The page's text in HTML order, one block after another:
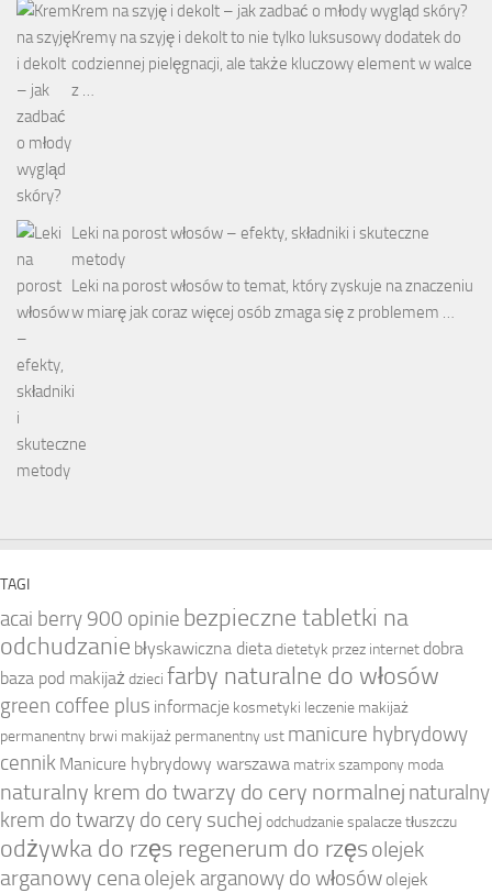
Krem na szyję i dekolt – jak zadbać o młody wygląd skóry?
Kremy na szyję i dekolt to nie tylko luksusowy dodatek do
codziennej pielęgnacji, ale także kluczowy element w walce
z …
Leki na porost włosów – efekty, składniki i skuteczne
metody
Leki na porost włosów to temat, który zyskuje na znaczeniu
w miarę jak coraz więcej osób zmaga się z problemem …
TAGI
acai berry 900 opinie bezpieczne tabletki na
odchudzanie błyskawiczna dietadietetyk przez internet dobra
baza pod makijażdzieci farby naturalne do włosów
green coffee plus informacje kosmetyki leczenie makijaż
permanentny brwi makijaż permanentny ust manicure hybrydowy
cennik Manicure hybrydowy warszawa matrix szampony moda
naturalny krem do twarzy do cery normalnej naturalny
krem do twarzy do cery suchej odchudzanie spalacze tłuszczu
odżywka do rzęs regenerum do rzęs olejek
arganowy cenaolejek arganowy do włosów olejek